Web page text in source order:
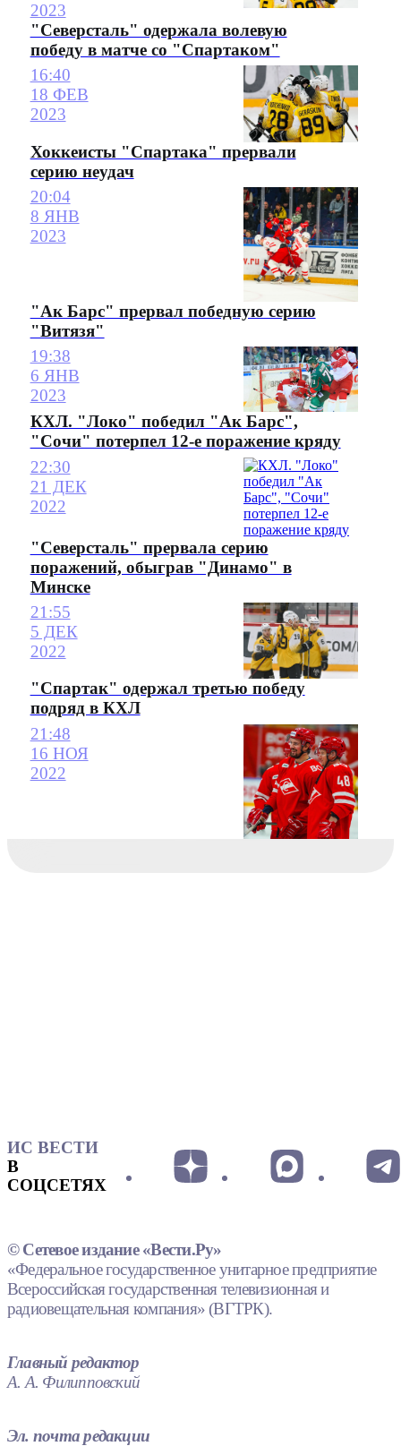
2023
"Северсталь" одержала волевую
победу в матче со "Спартаком"
16:40
18 ФЕВ
2023
Хоккеисты "Спартака" прервали
серию неудач
20:04
8 ЯНВ
2023
"Ак Барс" прервал победную серию
"Витязя"
19:38
6 ЯНВ
2023
КХЛ. "Локо" победил "Ак Барс",
"Сочи" потерпел 12-е поражение кряду
22:30
21 ДЕК
2022
"Северсталь" прервала серию
поражений, обыграв "Динамо" в
Минске
21:55
5 ДЕК
2022
"Спартак" одержал третью победу
подряд в КХЛ
21:48
16 НОЯ
2022
ИС ВЕСТИ
В
СОЦСЕТЯХ
© Сетевое издание «Вести.Ру»
«Федеральное государственное унитарное предприятие
Всероссийская государственная телевизионная и
радиовещательная компания» (ВГТРК).
Главный редактор
А. А. Филипповский
Эл. почта редакции